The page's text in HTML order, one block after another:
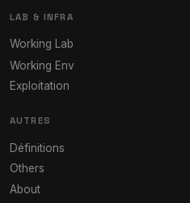
LAB & INFRA
Working Lab
Working Env
Exploitation
AUTRES
Définitions
Others
About